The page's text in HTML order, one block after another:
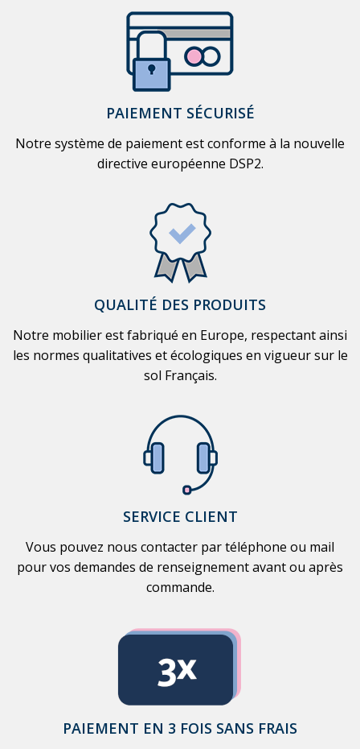
PAIEMENT SÉCURISÉ
Notre système de paiement est conforme à la nouvelle
directive européenne DSP2.
QUALITÉ DES PRODUITS
Notre mobilier est fabriqué en Europe, respectant ainsi
les normes qualitatives et écologiques en vigueur sur le
sol Français.
SERVICE CLIENT
Vous pouvez nous contacter par téléphone ou mail
pour vos demandes de renseignement avant ou après
commande.
PAIEMENT EN 3 FOIS SANS FRAIS